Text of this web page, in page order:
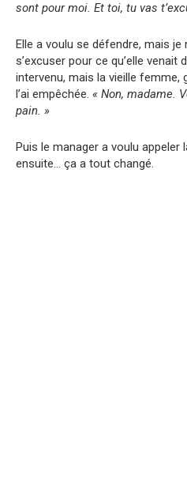
sont pour moi. Et toi, tu vas
Elle a voulu se défendre, mais je
s’excuser pour ce qu’elle venait
intervenu, mais la vieille femme,
l’ai empêchée. « Non, madame.
pain. »
Puis le manager a voulu appeler
ensuite… ça a tout changé.